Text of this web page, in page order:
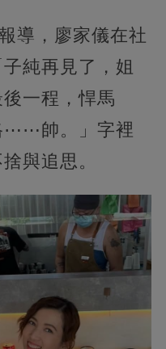
導，廖家儀在社
純再見了，姐
一程，悍馬
⋯⋯帥。」字裡
與追思。